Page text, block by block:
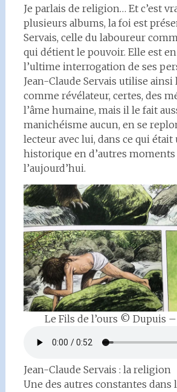
Je parlais de religion… Et c’est
plusieurs albums, la foi est
Servais, celle du laboureur
qui détient le pouvoir. Elle est
l’ultime interrogation de ses
Jean-Claude Servais utilise
comme révélateur, certes, des
l’âme humaine, mais il le fait
manichéisme aucun, en se
lecteur avec lui, dans ce qui était
historique en d’autres moments
l’aujourd’hui.
Le Fils de l’ours © Dupuis
Jean-Claude Servais : la religion
Une des autres constantes dans